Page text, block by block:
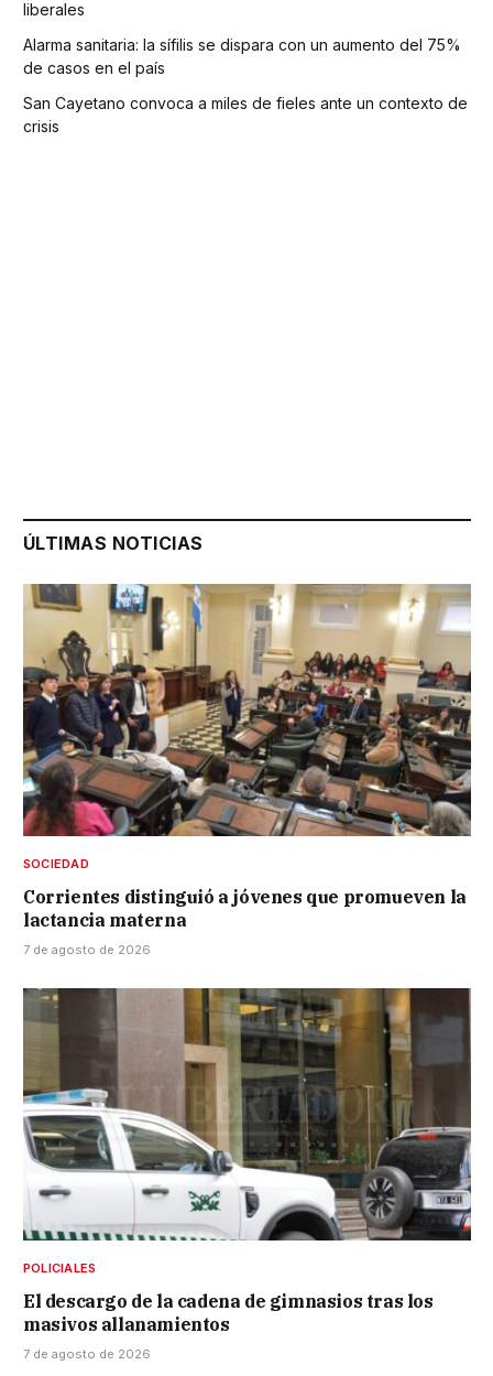
liberales
Alarma sanitaria: la sífilis se dispara con un aumento del 75%
de casos en el país
San Cayetano convoca a miles de fieles ante un contexto de
crisis
ÚLTIMAS NOTICIAS
SOCIEDAD
Corrientes distinguió a jóvenes que promueven la
lactancia materna
7 de agosto de 2026
POLICIALES
El descargo de la cadena de gimnasios tras los
masivos allanamientos
7 de agosto de 2026